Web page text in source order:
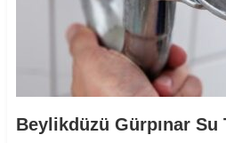
Beylikdüzü Gürpınar Su